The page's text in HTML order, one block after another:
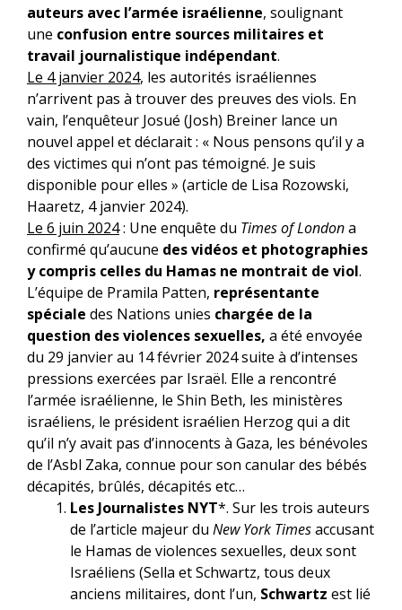
auteurs avec l’armée israélienne, soulignant
une confusion entre sources militaires et
travail journalistique indépendant.
Le 4 janvier 2024, les autorités israéliennes
n’arrivent pas à trouver des preuves des viols. En
vain, l’enquêteur Josué (Josh) Breiner lance un
nouvel appel et déclarait : « Nous pensons qu’il y a
des victimes qui n’ont pas témoigné. Je suis
disponible pour elles » (article de Lisa Rozowski,
Haaretz, 4 janvier 2024).
Le 6 juin 2024: Une enquête du Times of Londona
confirmé qu’aucune des vidéos et photographies
y compris celles du Hamas ne montrait de viol.
L’équipe de Pramila Patten, représentante
spéciale des Nations unies chargée de la
question des violences sexuelles, a été envoyée
du 29 janvier au 14 février 2024 suite à d’intenses
pressions exercées par Israël. Elle a rencontré
l’armée israélienne, le Shin Beth, les ministères
israéliens, le président israélien Herzog qui a dit
qu’il n’y avait pas d’innocents à Gaza, les bénévoles
de l’Asbl Zaka, connue pour son canular des bébés
décapités, brûlés, décapités etc…
Les Journalistes NYT*. Sur les trois auteurs
de l’article majeur du New York Timesaccusant
le Hamas de violences sexuelles, deux sont
Israéliens (Sella et Schwartz, tous deux
anciens militaires, dont l’un, Schwartz est lié